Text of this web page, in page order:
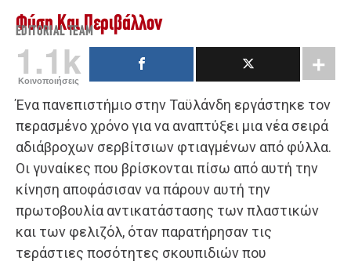
Φύση Και Περιβάλλον
EDITORIAL TEAM
1.1k
Κοινοποιήσεις
Ένα πανεπιστήμιο στην Ταϋλάνδη εργάστηκε τον
περασμένο χρόνο για να αναπτύξει μια νέα σειρά
αδιάβροχων σερβίτσιων φτιαγμένων από φύλλα.
Οι γυναίκες που βρίσκονται πίσω από αυτή την
κίνηση αποφάσισαν να πάρουν αυτή την
πρωτοβουλία αντικατάστασης των πλαστικών
και των φελιζόλ, όταν παρατήρησαν τις
τεράστιες ποσότητες σκουπιδιών που